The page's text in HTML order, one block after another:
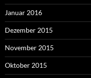
Januar 2016
Dezember 2015
November 2015
Oktober 2015